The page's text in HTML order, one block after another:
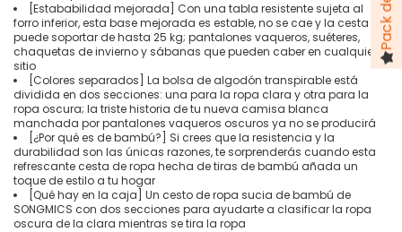
[Estababilidad mejorada] Con una tabla resistente sujeta al
forro inferior, esta base mejorada es estable, no se cae y la cesta
puede soportar de hasta 25 kg; pantalones vaqueros, suéteres,
chaquetas de invierno y sábanas que pueden caber en cualquier
sitio
[Colores separados] La bolsa de algodón transpirable está
dividida en dos secciones: una para la ropa clara y otra para la
ropa oscura; la triste historia de tu nueva camisa blanca
manchada por pantalones vaqueros oscuros ya no se producirá
[¿Por qué es de bambú?] Si crees que la resistencia y la
durabilidad son las únicas razones, te sorprenderás cuando esta
refrescante cesta de ropa hecha de tiras de bambú añada un
toque de estilo a tu hogar
[Qué hay en la caja] Un cesto de ropa sucia de bambú de
SONGMICS con dos secciones para ayudarte a clasificar la ropa
oscura de la clara mientras se tira la ropa